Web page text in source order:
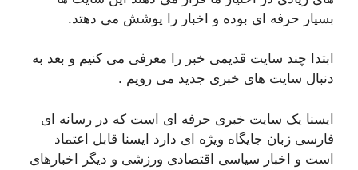
بسیار حرفه ای بوده و اخبار را پوشش می دهتد.
ابتدا چند سایت قدیمی خبر را معرفی می کنیم و بعد به
دنبال سایت های خبری جدید می رویم .
ایسنا یک سایت خبری حرفه ای است که در رسانه ای
فارسی زبان جایگاه ویژه ای دارد ایسنا قابل اعتماد
است و اخبار سیاسی اقتصادی ورزشی و دیگر اخبارهای